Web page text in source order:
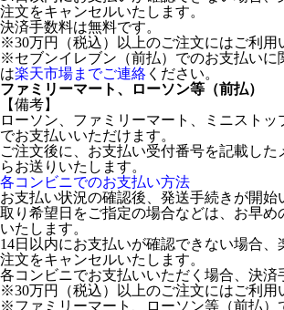
注文をキャンセルいたします。
決済手数料は無料です。
※30万円（税込）以上のご注文にはご利用
※セブンイレブン（前払）でのお支払いに
は楽天市場までご連絡 ください。
ファミリーマート、ローソン等（前払）
【備考】
ローソン、ファミリーマート、ミニストッ
でお支払いいただけます。
ご注文後に、お支払い受付番号を記載した
らお送りいたします。
各コンビニでのお支払い方法
お支払い状況の確認後、発送手続きが開始
取り希望日をご指定の場合などは、お早め
いたします。
14日以内にお支払いが確認できない場合、
注文をキャンセルいたします。
各コンビニでお支払いいただく場合、決済
※30万円（税込）以上のご注文にはご利用
※ファミリーマート、ローソン等（前払）